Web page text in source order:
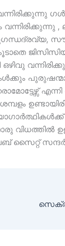
,
എന്നി
വിധത്തിൽ
സൈറ്റ്